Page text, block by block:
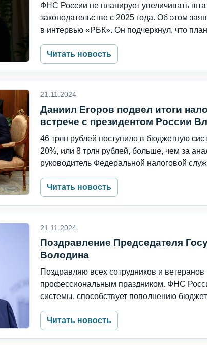
ФНС России не планирует увеличивать
законодательстве с 2025 года. Об этом
в интервью «РБК». Он подчеркнул, что
Читать новость
21.11.2024
Даниил Егоров подвел итоги
встрече с президентом России
46 трлн рублей поступило в бюджетную
20%, или 8 трлн рублей, больше, чем за
руководитель Федеральной налоговой
Читать новость
21.11.2024
Поздравление Председателя
Володина
Поздравляю всех сотрудников и
профессиональным праздником. ФНС
системы, способствует пополнению
Читать новость